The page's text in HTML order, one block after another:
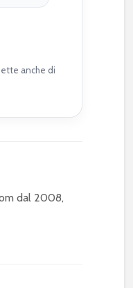
anche di
dal 2008,